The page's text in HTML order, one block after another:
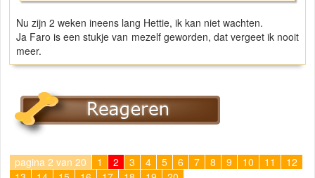
Nu zijn 2 weken ineens lang Hettie, ik kan niet wachten.
Ja Faro is een stukje van mezelf geworden, dat vergeet ik nooit
meer.
pagina 2 van 20 1 2 3 4 5 6 7 8 9 10 11
12